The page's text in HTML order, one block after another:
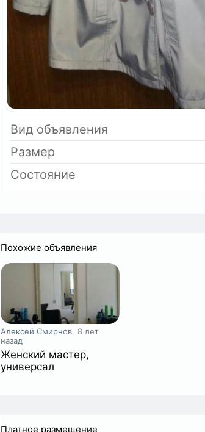
Вид объявления
Размер
Состояние
Похожие объявления
Алексей Смирнов 8 лет
назад
Женский мастер,
универсал
Платное размещение